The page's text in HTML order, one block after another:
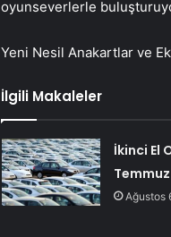
oyunseverlerle
Yeni Nesil Anakartlar ve
İlgili Makaleler
İkinci El
Ağustos